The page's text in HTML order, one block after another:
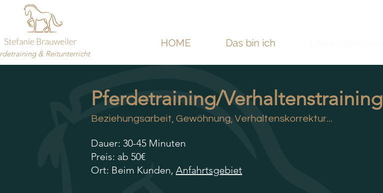
& Reitunterricht
HOME Das bin ich
Pferdetraining/Verhaltenstraining
Beziehungsarbeit, Gewöhnung, Verhaltenskorrektur...
Dauer: 30-45 Minuten
Preis: ab 50€
Ort: Beim Kunden, Anfahrtsgebiet